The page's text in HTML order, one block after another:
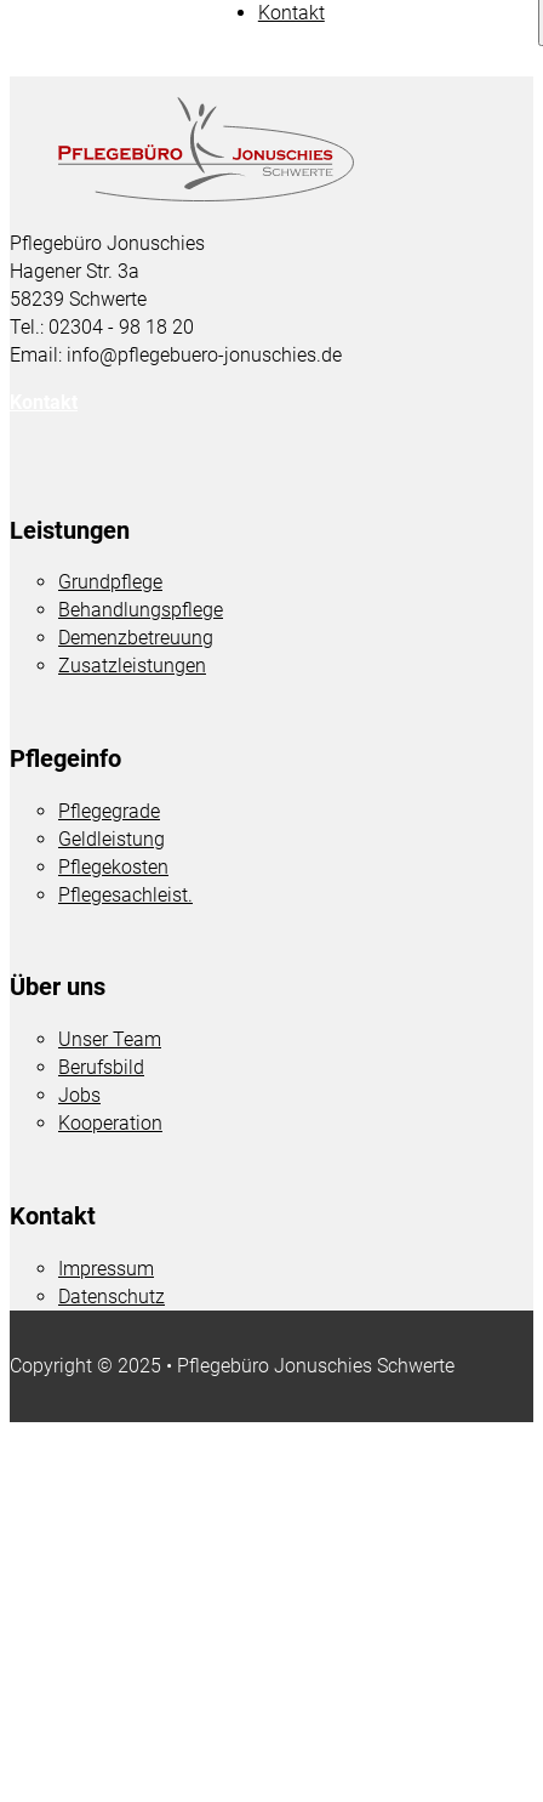
Kontakt
Pflegebüro Jonuschies
Hagener Str. 3a
58239 Schwerte
Tel.: 02304 - 98 18 20
Email: info@pflegebuero-jonuschies.de
Leistungen
Grundpflege
Behandlungspflege
Demenzbetreuung
Zusatzleistungen
Pflegeinfo
Pflegegrade
Geldleistung
Pflegekosten
Pflegesachleist.
Über uns
Unser Team
Berufsbild
Jobs
Kooperation
Kontakt
Impressum
Datenschutz
Copyright © 2025 • Pflegebüro Jonuschies Schwerte